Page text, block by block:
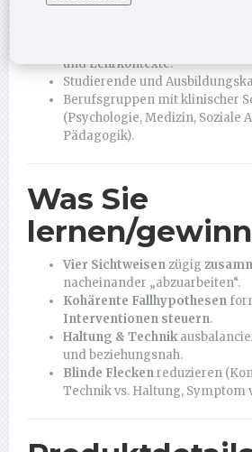
Psychotherapeut:innen in
und Lehrkontexte.
Studierende und
Berufsgruppen mit klinischer
(Psychologie, Medizin, Soziale
Pädagogik).
Was Sie
lernen/
Vier Sichtweisenzügig
nacheinander „abzuarbeiten“.
Kohärente Fallhypothesen
Interventionen steuern.
Haltung & Technik
und beziehungsnah.
Blinde Fleckenreduzieren
Technik vs. Haltung, Symptom